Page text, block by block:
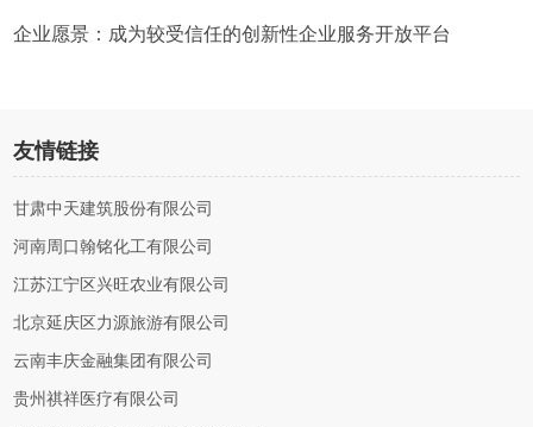
企业愿景：成为较受信任的创新性企业服务开放平台
友情链接
甘肃中天建筑股份有限公司
河南周口翰铭化工有限公司
江苏江宁区兴旺农业有限公司
北京延庆区力源旅游有限公司
云南丰庆金融集团有限公司
贵州祺祥医疗有限公司